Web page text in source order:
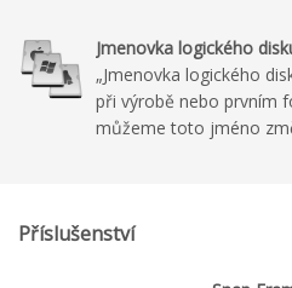
Jmenovka logického
„Jmenovka logického
při výrobě nebo prvním
můžeme toto jméno
Příslušenství